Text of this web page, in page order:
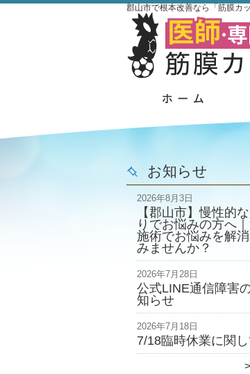
郡山市で根本改善なら「筋膜カ
お知らせ
2026年8月3日
【郡山市】慢性的
りでお悩みの方へ
施術でお悩みを解
みませんか？
2026年7月28日
公式LINE通信障害
知らせ
2026年7月18日
7/18臨時休業に関し